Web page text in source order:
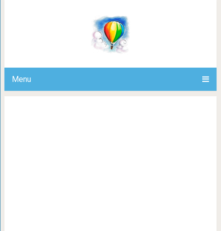
Menu
Умилительные животные,